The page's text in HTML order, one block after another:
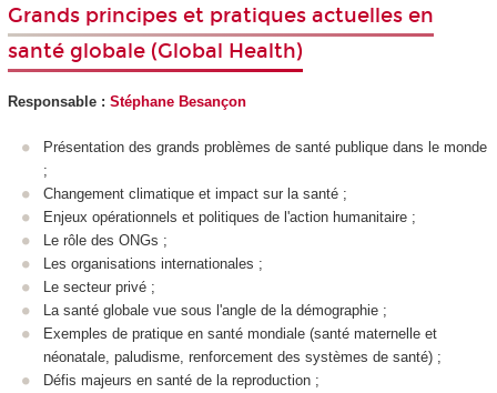
Grands principes et pratiques actuelles en
santé globale (Global Health)
Responsable : Stéphane Besançon
Présentation des grands problèmes de santé publique dans le monde
;
Changement climatique et impact sur la santé ;
Enjeux opérationnels et politiques de l'action humanitaire ;
Le rôle des ONGs ;
Les organisations internationales ;
Le secteur privé ;
La santé globale vue sous l'angle de la démographie ;
Exemples de pratique en santé mondiale (santé maternelle et
néonatale, paludisme, renforcement des systèmes de santé) ;
Défis majeurs en santé de la reproduction ;